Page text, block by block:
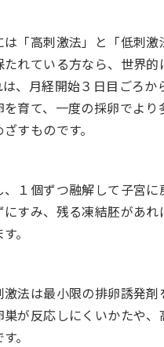
「高刺激法」と「低刺
たれている方なら、世界
は、月経開始３日目ごろか
を育て、一度の採卵でより
すものです。
、１個ずつ融解して子宮に
にすみ、残る凍結胚があ
。
激法は最小限の排卵誘発剤
が反応しにくいかたや
。